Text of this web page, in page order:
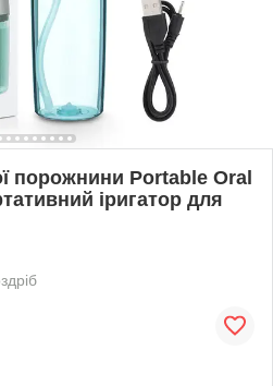
порожнини Portable Oral
іригатор для